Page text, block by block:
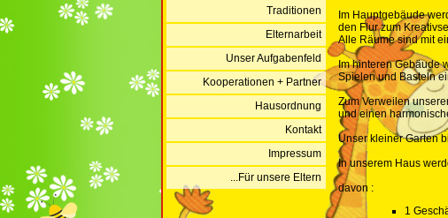
Traditionen
Elternarbeit
Unser Aufgabenfeld
Kooperationen + Partner
Hausordnung
Kontakt
Impressum
...Für unsere Eltern
Im Hauptgebäude
den Flur zum
Alle Räume sind mit
Im hinteren Gebäude
Spielen und Basteln
Zum Verweilen
und einen
Unser kleiner Garten
In unserem Haus
davon :
1